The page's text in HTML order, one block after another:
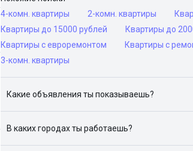
4-комн. квартиры
2-комн. квартиры
Квартиры до 15000 рублей
Квартиры до
Квартиры с евроремонтом
Квартиры с
3-комн. квартиры
Какие объявления ты показываешь?
В каких городах ты работаешь?